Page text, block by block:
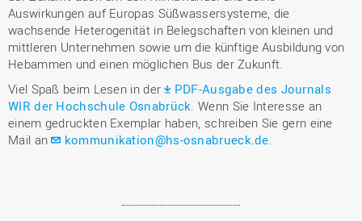
Auswirkungen auf Europas Süßwassersysteme, die
wachsende Heterogenität in Belegschaften von kleinen und
mittleren Unternehmen sowie um die künftige Ausbildung von
Hebammen und einen möglichen Bus der Zukunft.
Viel Spaß beim Lesen in der
PDF-Ausgabe des Journals
WIR der Hochschule Osnabrück . Wenn Sie Interesse an
einem gedruckten Exemplar haben, schreiben Sie gern eine
Mail an
kommunikation@hs-osnabrueck.de